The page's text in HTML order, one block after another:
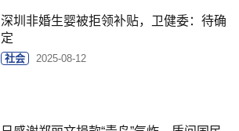
深圳非婚生婴被拒领补贴，卫健委：待确
定
社会 2025-08-12